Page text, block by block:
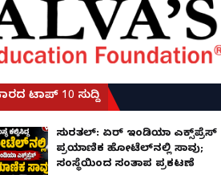
ಟಾಪ್ 10 ಸುದ್ದಿ
ಸುರತ್ಕಲ್: ಏರ್ ಇಂಡಿಯಾ ಎಕ್ಸ್‌ಪ್ರೆಸ್
ಪ್ರಯಾಣಿಕ ಹೋಟೆಲ್‌ನಲ್ಲಿ ಸಾವು;
ಸಂಸ್ಥೆಯಿಂದ ಸಂತಾಪ ಪ್ರಕಟಣೆ